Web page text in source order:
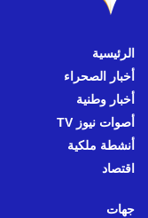
الرئيسية
أخبار الصحراء
أخبار وطنية
أصوات نيوز TV
أنشطة ملكية
اقتصاد
جهات